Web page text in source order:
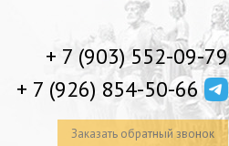
+ 7 (903) 552-09-79
+ 7 (926) 854-50-66
Заказать обратный звонок